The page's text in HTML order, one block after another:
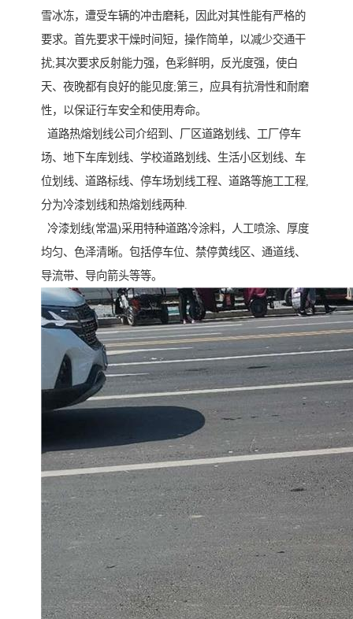
雪冰冻，遭受车辆的冲击磨耗，因此对其性能有严格的
要求。首先要求干燥时间短，操作简单，以减少交通干
扰;其次要求反射能力强，色彩鲜明，反光度强，使白
天、夜晚都有良好的能见度;第三，应具有抗滑性和耐磨
性，以保证行车安全和使用寿命。
道路热熔划线公司介绍到、厂区道路划线、工厂停车
场、地下车库划线、学校道路划线、生活小区划线、车
位划线、道路标线、停车场划线工程、道路等施工工程,
分为冷漆划线和热熔划线两种.
冷漆划线(常温)采用特种道路冷涂料，人工喷涂、厚度
均匀、色泽清晰。包括停车位、禁停黄线区、通道线、
导流带、导向箭头等等。